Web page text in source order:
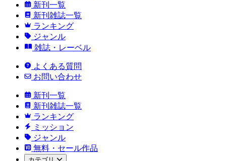
新刊一覧
新刊雑誌一覧
ランキング
ジャンル
雑誌・レーベル
よくある質問
お問い合わせ
新刊一覧
新刊雑誌一覧
ランキング
ミッション
ジャンル
無料・セール作品